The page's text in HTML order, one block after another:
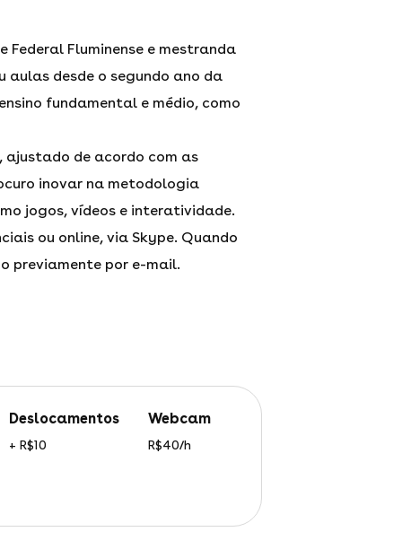
Federal Fluminense e mestranda
aulas desde o segundo ano da
fundamental e médio, como
ajustado de acordo com as
inovar na metodologia
jogos, vídeos e interatividade.
ou online, via Skype. Quando
previamente por e-mail.
deslocamentos
+ R$10
webcam
R$40/h